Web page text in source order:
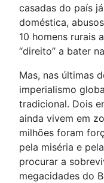
casadas do país
doméstica,
10 homens rurais
“direito” a bater
Mas, nas últimas
imperialismo
tradicional. Dois
ainda vivem em
milhões foram
pela miséria e
procurar a
megacidades do